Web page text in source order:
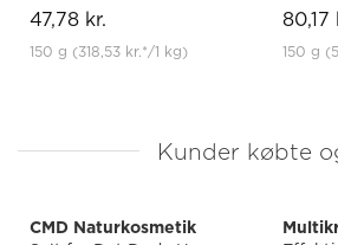
47,78 kr.
150 g (318,53 kr.*/1 kg)
80,17
150 g
Kunder købte
CMD Naturkosmetik